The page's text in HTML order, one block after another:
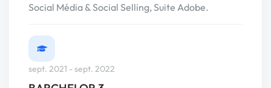
Social Média & Social Selling, Suite Adobe.
sept. 2021 - sept. 2022